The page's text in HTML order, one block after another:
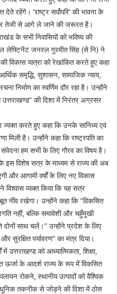
रहेंगे। ’राष्ट्र सर्वोपरि’ की भावना के
तेजी से आगे ले जाने की जरूरत है।
के सभी निवासियों को भविष्य की
लेफ्टिनेंट जनरल गुरमीत सिंह (से नि) ने
विकास यात्रा को रेखांकित करते हुए कहा
समृद्धि, सुशासन, सामाजिक न्याय,
निर्माण का स्वर्णिम दौर रहा है। उन्होंने
की दिशा में निरंतर अग्रसर
व्यक्त करते हुए कहा कि उनके सानिध्य एवं
मिली है। उन्होंने कहा कि राष्ट्रपति का
हम सभी के लिए गौरव का विषय है।
इस विशेष सत्र के माध्यम से राज्य की अब
और आगामी वर्षों के लिए नए विकास
विश्वास व्यक्त किया कि यह सत्र
नींव रखेगा। उन्होंने कहा कि “विकसित
नहीं, बल्कि समावेशी और चहुँमुखी
दोनों साथ चलें।” उन्होंने प्रदेश के लिए
सुरक्षित पर्यावरण” का मंत्र दिया।
उत्तराखण्ड को आध्यात्मिकता, शिक्षा,
ऊर्जा के आदर्श राज्य के रूप में विकसित
रोकने, स्थानीय उत्पादों को वैश्विक
तकनीक से जोड़ने की दिशा में ठोस